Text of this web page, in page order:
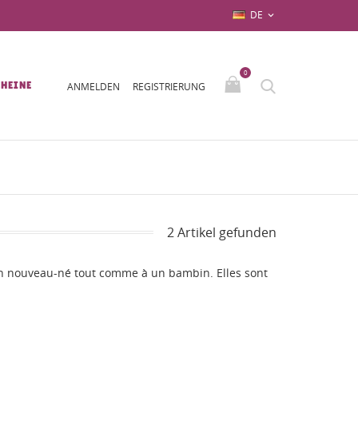
DE 
ANMELDEN REGISTRIERUNG
0
2 Artikel gefunden
nouveau-né tout comme à un bambin. Elles sont